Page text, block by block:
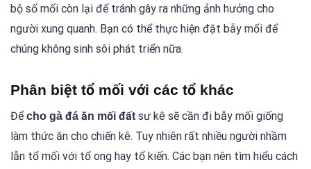
bộ số mối còn lại để tránh gây ra những ảnh hưởng cho
người xung quanh. Bạn có thể thực hiện đặt bẫy mối để
chúng không sinh sôi phát triển nữa.
Phân biệt tổ mối với các tổ khác
Đểcho gà đá ăn mối đất sư kê sẽ cần đi bẫy mối giống
làm thức ăn cho chiến kê. Tuy nhiên rất nhiều người nhầm
lẫn tổ mối với tổ ong hay tổ kiến. Các bạn nên tìm hiểu cách